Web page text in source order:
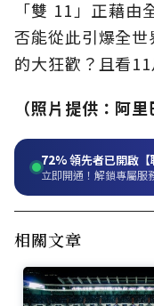
「雙 11」正藉
否能從此引爆全
的大狂歡？且看11
（照片提供：阿里
72%領先者已開啟【
立即開通！解鎖專屬服
相關文章